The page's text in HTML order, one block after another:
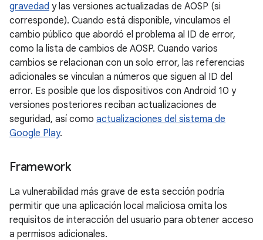
gravedad y las versiones actualizadas de AOSP (si
corresponde). Cuando está disponible, vinculamos el
cambio público que abordó el problema al ID de error,
como la lista de cambios de AOSP. Cuando varios
cambios se relacionan con un solo error, las referencias
adicionales se vinculan a números que siguen al ID del
error. Es posible que los dispositivos con Android 10 y
versiones posteriores reciban actualizaciones de
seguridad, así como actualizaciones del sistema de
Google Play.
Framework
La vulnerabilidad más grave de esta sección podría
permitir que una aplicación local maliciosa omita los
requisitos de interacción del usuario para obtener acceso
a permisos adicionales.